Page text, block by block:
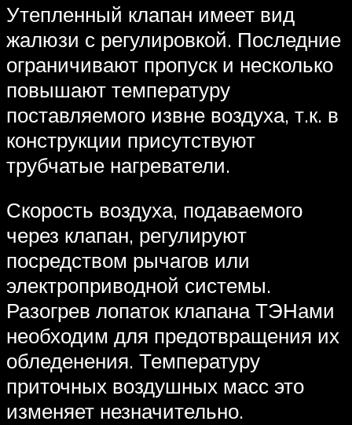
Утепленный клапан имеет вид
жалюзи с регулировкой. Последние
ограничивают пропуск и несколько
повышают температуру
поставляемого извне воздуха, т.к. в
конструкции присутствуют
трубчатые нагреватели.
Скорость воздуха, подаваемого
через клапан, регулируют
посредством рычагов или
электроприводной системы.
Разогрев лопаток клапана ТЭНами
необходим для предотвращения их
обледенения. Температуру
приточных воздушных масс это
изменяет незначительно.